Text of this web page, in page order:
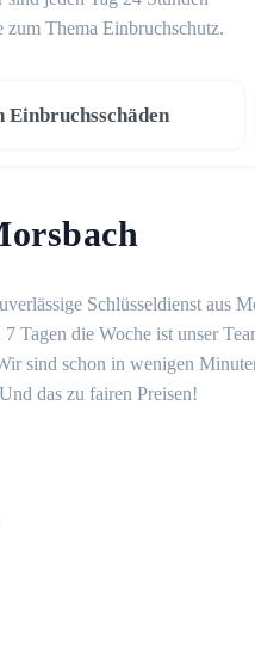
zum Thema Einbruchschutz.
Schlüsseldienst aus
Tagen die Woche ist unser
sind schon in wenigen
das zu fairen Preisen!